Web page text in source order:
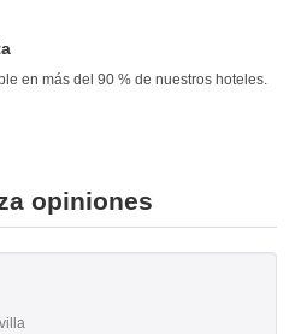
en más del 90 % de nuestros hoteles.
opiniones